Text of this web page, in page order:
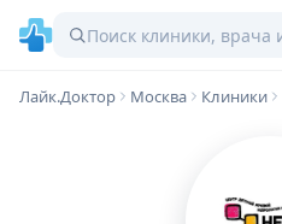
Лайк.Доктор Москва Клиники